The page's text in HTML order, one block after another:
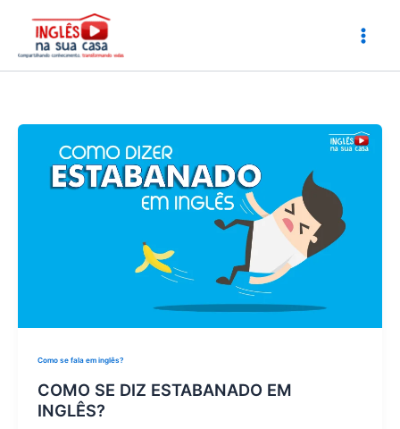
conteúdo
Como se fala em inglês?
COMO SE DIZ ESTABANADO EM
INGLÊS?